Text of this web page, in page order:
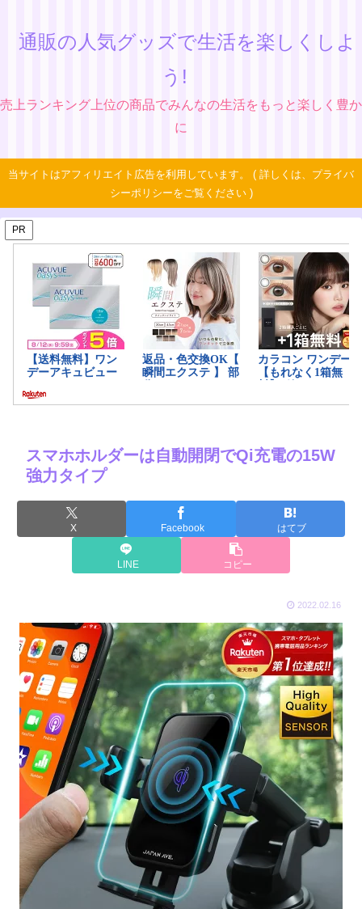
通販の人気グッズで生活を楽しくしよ
う!
売上ランキング上位の商品でみんなの生活をもっと楽しく豊か
に
当サイトはアフィリエイト広告を利用しています。 ( 詳しくは、プライバ
シーポリシーをご覧ください )
PR
スマホホルダーは自動開閉でQi充電の15W
強力タイプ
X Facebook はてブ
LINE コピー
2022.02.16